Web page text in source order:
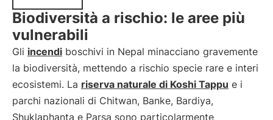
Biodiversità a rischio: le aree più
vulnerabili
Gli incendi boschivi in Nepal minacciano gravemente
la biodiversità, mettendo a rischio specie rare e interi
ecosistemi. La riserva naturale di Koshi Tappu e i
parchi nazionali di Chitwan, Banke, Bardiya,
Shuklaphanta e Parsa sono particolarmente